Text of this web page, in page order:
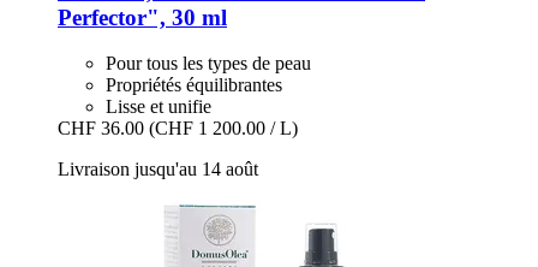
Perfector", 30 ml
Pour tous les types de peau
Propriétés équilibrantes
Lisse et unifie
CHF 36.00 (CHF 1 200.00 / L)
Livraison jusqu'au 14 août